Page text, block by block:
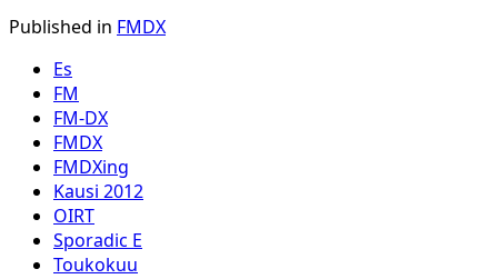
Published in FMDX
Es
FM
FM-DX
FMDX
FMDXing
Kausi 2012
OIRT
Sporadic E
Toukokuu